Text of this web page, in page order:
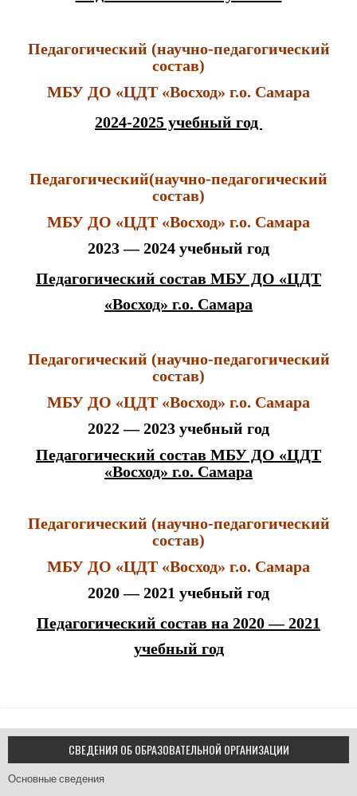
Педагогический (научно-педагогический
состав)
МБУ ДО «ЦДТ «Восход» г.о. Самара
2024-2025 учебный год
Педагогический(научно-педагогический
состав)
МБУ ДО «ЦДТ «Восход» г.о. Самара
2023 — 2024 учебный год
Педагогический состав МБУ ДО «ЦДТ
«Восход» г.о. Самара
Педагогический (научно-педагогический
состав)
МБУ ДО «ЦДТ «Восход» г.о. Самара
2022 — 2023 учебный год
Педагогический состав МБУ ДО «ЦДТ
«Восход» г.о. Самара
Педагогический (научно-педагогический
состав)
МБУ ДО «ЦДТ «Восход» г.о. Самара
2020 — 2021 учебный год
Педагогический состав на 2020 — 2021
учебный год
СВЕДЕНИЯ ОБ ОБРАЗОВАТЕЛЬНОЙ ОРГАНИЗАЦИИ
Основные сведения